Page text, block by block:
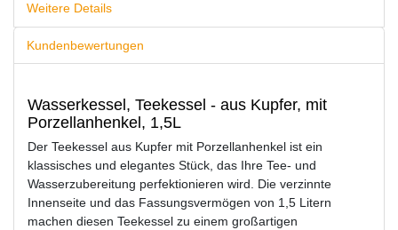
Weitere Details
Kundenbewertungen
Wasserkessel, Teekessel - aus Kupfer, mit
Porzellanhenkel, 1,5L
Der Teekessel aus Kupfer mit Porzellanhenkel ist ein
klassisches und elegantes Stück, das Ihre Tee- und
Wasserzubereitung perfektionieren wird. Die verzinnte
Innenseite und das Fassungsvermögen von 1,5 Litern
machen diesen Teekessel zu einem großartigen